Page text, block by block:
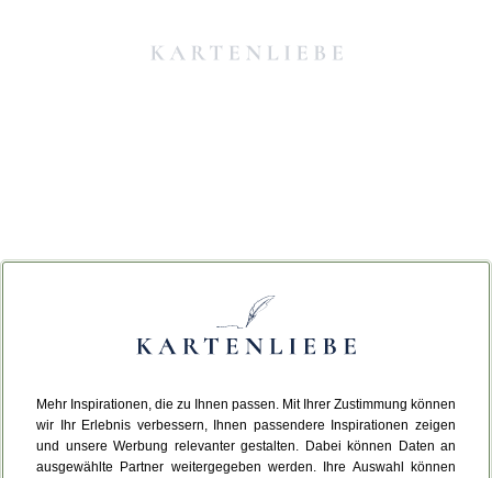
Mehr Inspirationen, die zu Ihnen passen. Mit Ihrer Zustimmung können
wir Ihr Erlebnis verbessern, Ihnen passendere Inspirationen zeigen
und unsere Werbung relevanter gestalten. Dabei können Daten an
ausgewählte Partner weitergegeben werden. Ihre Auswahl können
Da ist etwas schiefgelaufen.